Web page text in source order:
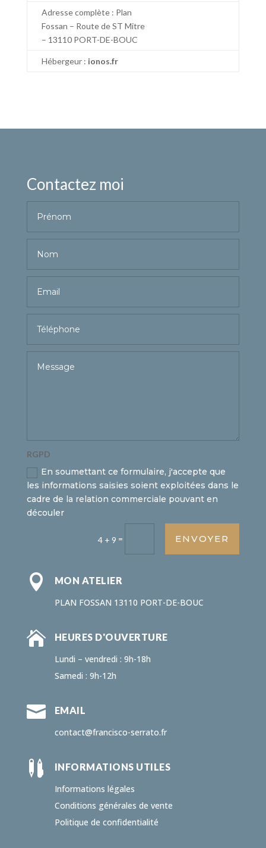
Adresse complète : Plan
Fossan – Route de ST Mitre
– 13110 PORT-DE-BOUC
Hébergeur : ionos.fr
Contactez moi
RGPD
En soumettant ce formulaire, j'accepte que
les informations saisies soient exploitées dans le
cadre de la relation commerciale pouvant en
découler
4 + 9 = ENVOYER

MON ATELIER
PLAN FOSSAN 13110 PORT-DE-BOUC

HEURES D'OUVERTURE
Lundi – vendredi : 9h-18h
Samedi : 9h-12h

EMAIL
contact@francisco-serrato.fr

INFORMATIONS UTILES
Informations légales
Conditions générales de vente
Politique de confidentialité